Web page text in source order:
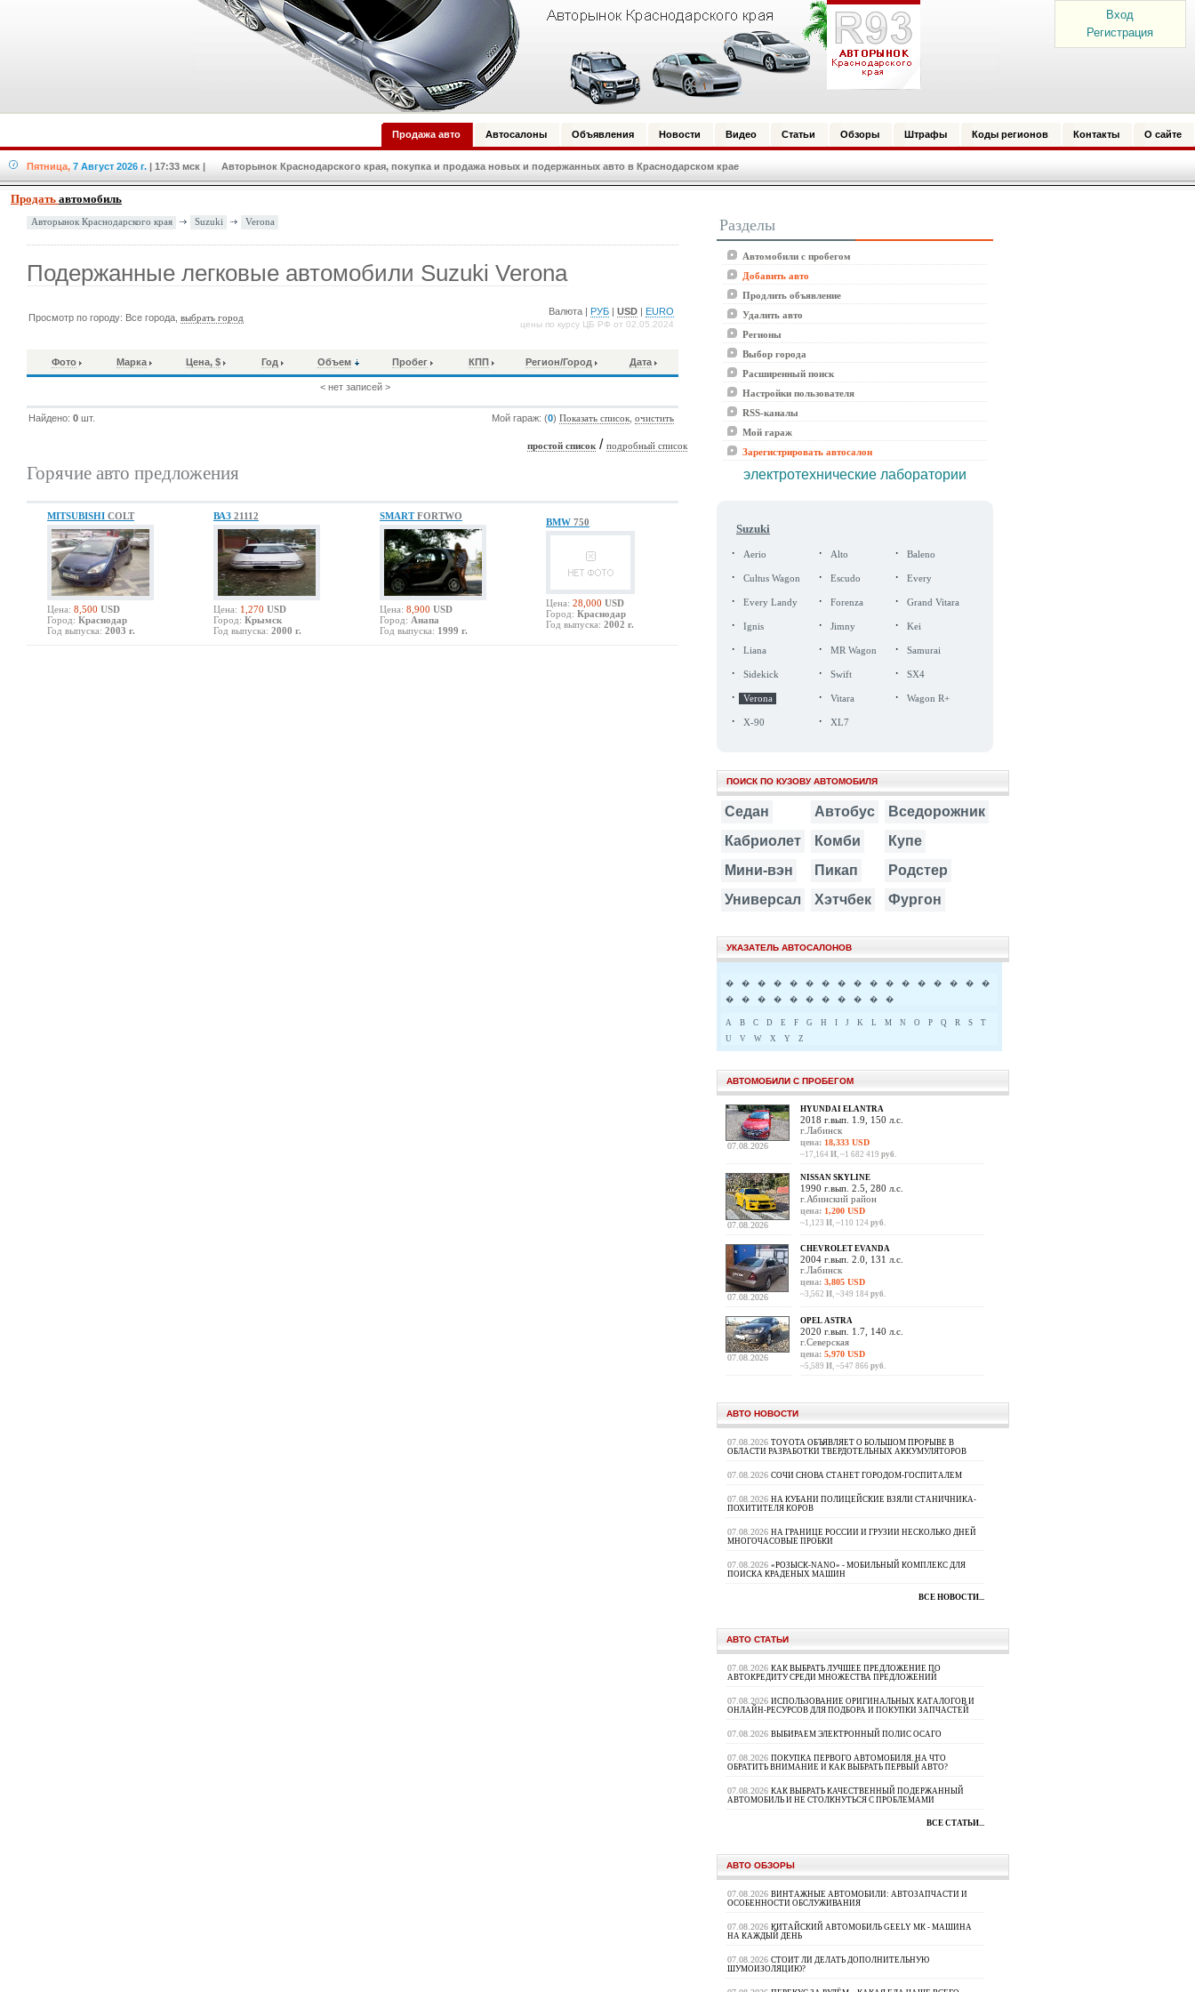
Вход
Регистрация
Продажа авто Автосалоны Объявления Новости Видео Статьи Обзоры Штрафы Коды регионов Контакты О сайте
Пятница, 7 Август 2026 г. | 17:33 мск | Авторынок Краснодарского края, покупка и продажа новых и подержанных авто в Краснодарском крае
Продать автомобиль
Авторынок Краснодарского края Suzuki Verona
Подержанные легковые автомобили Suzuki Verona
Просмотр по городу: Все города,выбрать город
Валюта | РУБ |USD EURO
цены по курсу ЦБ РФ от 02.05.2024
Фото Марка Цена, $ Год Объем Пробег КПП Регион/Город Дата
< нет записей >
Найдено:0 шт. Мой гараж: (0)Показать список ,очистить
простой список /подробный список
Горячие авто предложения
MITSUBISHI COLT
Цена: 8,500 USD
Город: Краснодар
Год выпуска: 2003 г.
ВАЗ 21112
Цена: 1,270 USD
Город: Крымск
Год выпуска: 2000 г.
SMARTFORTWO
Цена: 8,900 USD
Город: Анапа
Год выпуска: 1999 г.
BMW 750
Цена: 28,000 USD
Город: Краснодар
Год выпуска: 2002 г.
Разделы
Автомобили с пробегом
Добавить авто
Продлить объявление
Удалить авто
Регионы
Выбор города
Расширенный поиск
Настройки пользователя
RSS-каналы
Мой гараж
Зарегистрировать автосалон
электротехнические лаборатории
Suzuki
· Aerio · Alto · Baleno
· Cultus Wagon · Escudo · Every
· Every Landy · Forenza · Grand Vitara
· Ignis · Jimny · Kei
· Liana · MR Wagon · Samurai
· Sidekick · Swift · SX4
· Verona · Vitara · Wagon R+
· X-90 · XL7
ПОИСК ПО КУЗОВУ АВТОМОБИЛЯ
Седан Автобус
Вседорожник
Кабриолет
Комби
Купе
Мини-вэн
Пикап
Родстер
Универсал
Хэтчбек Фургон
УКАЗАТЕЛЬ АВТОСАЛОНОВ
� � � � � � � � � � � � � � � �
�
�
� � � � � � � � � �
A B C D E F G H I J K L M N O P Q R S
T
U
V W X Y Z
АВТОМОБИЛИ С ПРОБЕГОМ
07.08.2026
HYUNDAI ELANTRA
2018 г.вып. 1.9, 150 л.с.
г.Лабинск
цена: 18,333 USD
~17,164 И, ~1 682 419 руб.
07.08.2026
NISSAN SKYLINE
1990 г.вып. 2.5, 280 л.с.
г.Абинский район
цена: 1,200 USD
~1,123 И, ~110 124 руб.
07.08.2026
CHEVROLET EVANDA
2004 г.вып. 2.0, 131 л.с.
г.Лабинск
цена: 3,805 USD
~3,562 И, ~349 184 руб.
07.08.2026
OPEL ASTRA
2020 г.вып. 1.7, 140 л.с.
г.Северская
цена: 5,970 USD
~5,589 И, ~547 866 руб.
АВТО НОВОСТИ
07.08.2026 TOYOTA ОБЪЯВЛЯЕТ О БОЛЬШОМ ПРОРЫВЕ В
ОБЛАСТИ РАЗРАБОТКИ ТВЕРДОТЕЛЬНЫХ АККУМУЛЯТОРОВ
07.08.2026 СОЧИ СНОВА СТАНЕТ ГОРОДОМ-ГОСПИТАЛЕМ
07.08.2026 НА КУБАНИ ПОЛИЦЕЙСКИЕ ВЗЯЛИ СТАНИЧНИКА-
ПОХИТИТЕЛЯ КОРОВ
07.08.2026 НА ГРАНИЦЕ РОССИИ И ГРУЗИИ НЕСКОЛЬКО ДНЕЙ
МНОГОЧАСОВЫЕ ПРОБКИ
07.08.2026 «РОЗЫСК-NANO» - МОБИЛЬНЫЙ КОМПЛЕКС ДЛЯ
ПОИСКА КРАДЕНЫХ МАШИН
ВСЕ НОВОСТИ...
АВТО СТАТЬИ
07.08.2026 КАК ВЫБРАТЬ ЛУЧШЕЕ ПРЕДЛОЖЕНИЕ ПО
АВТОКРЕДИТУ СРЕДИ МНОЖЕСТВА ПРЕДЛОЖЕНИЙ
07.08.2026 ИСПОЛЬЗОВАНИЕ ОРИГИНАЛЬНЫХ КАТАЛОГОВ И
ОНЛАЙН-РЕСУРСОВ ДЛЯ ПОДБОРА И ПОКУПКИ ЗАПЧАСТЕЙ
07.08.2026 ВЫБИРАЕМ ЭЛЕКТРОННЫЙ ПОЛИС ОСАГО
07.08.2026 ПОКУПКА ПЕРВОГО АВТОМОБИЛЯ. НА ЧТО
ОБРАТИТЬ ВНИМАНИЕ И КАК ВЫБРАТЬ ПЕРВЫЙ АВТО?
07.08.2026 КАК ВЫБРАТЬ КАЧЕСТВЕННЫЙ ПОДЕРЖАННЫЙ
АВТОМОБИЛЬ И НЕ СТОЛКНУТЬСЯ С ПРОБЛЕМАМИ
ВСЕ СТАТЬИ...
АВТО ОБЗОРЫ
07.08.2026 ВИНТАЖНЫЕ АВТОМОБИЛИ: АВТОЗАПЧАСТИ И
ОСОБЕННОСТИ ОБСЛУЖИВАНИЯ
07.08.2026 КИТАЙСКИЙ АВТОМОБИЛЬ GEELY МК - МАШИНА
НА КАЖДЫЙ ДЕНЬ
07.08.2026 СТОИТ ЛИ ДЕЛАТЬ ДОПОЛНИТЕЛЬНУЮ
ШУМОИЗОЛЯЦИЮ?